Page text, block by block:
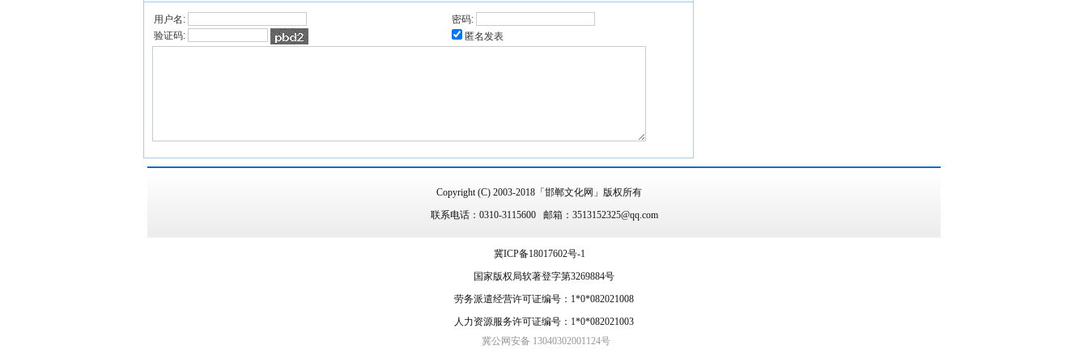
用户名:
密码:
验证码:
匿名发表
Copyright (C) 2003-2018「邯郸文化网」版权所有
联系电话：0310-3115600 邮箱：3513152325@qq.com
冀ICP备18017602号-1
国家版权局软著登字第3269884号
劳务派遣经营许可证编号：1*0*082021008
人力资源服务许可证编号：1*0*082021003
冀公网安备 13040302001124号